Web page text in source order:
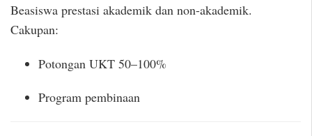
Beasiswa prestasi akademik dan non-akademik.
Cakupan:
Potongan UKT 50–100%
Program pembinaan